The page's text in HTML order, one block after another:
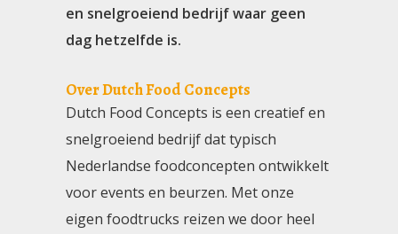
en snelgroeiend bedrijf waar geen
dag hetzelfde is.
Over Dutch Food Concepts
Dutch Food Concepts is een creatief en
snelgroeiend bedrijf dat typisch
Nederlandse foodconcepten ontwikkelt
voor events en beurzen. Met onze
eigen foodtrucks reizen we door heel